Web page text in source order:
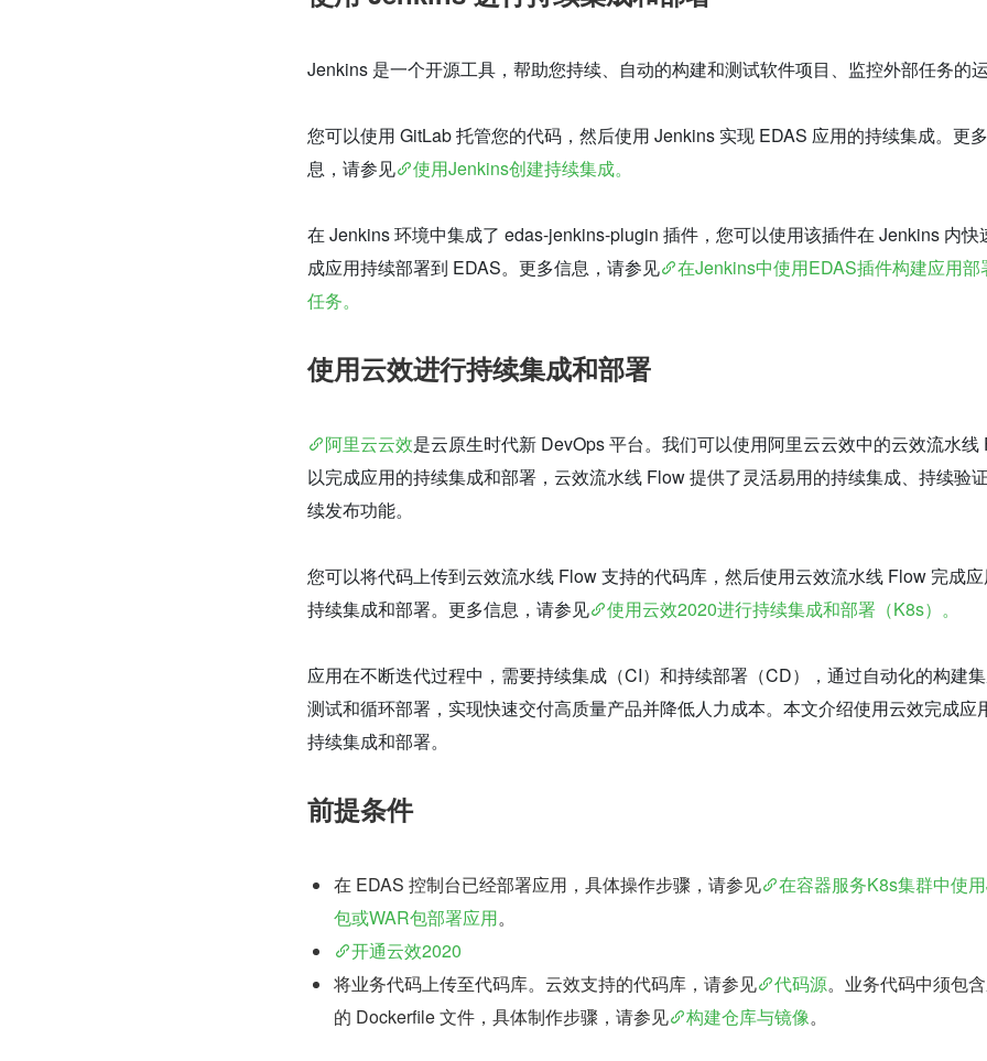
Jenkins 是一个开源工具，帮助您持续、自动的构建和测试软件项目、监控外部任务的
您可以使用 GitLab 托管您的代码，然后使用 Jenkins 实现 EDAS 应用的持续集成。更
息，请参见
使用Jenkins创建持续集成。
在 Jenkins 环境中集成了 edas-jenkins-plugin 插件，您可以使用该插件在 Jenkins 内快
成应用持续部署到 EDAS。更多信息，请参见
在Jenkins中使用EDAS插件构建应用部
任务。
使用云效进行持续集成和部署
阿里云云效是云原生时代新 DevOps 平台。我们可以使用阿里云云效中的云效流水线
以完成应用的持续集成和部署，云效流水线 Flow 提供了灵活易用的持续集成、持续验
续发布功能。
您可以将代码上传到云效流水线 Flow 支持的代码库，然后使用云效流水线 Flow 完成
持续集成和部署。更多信息，请参见
使用云效2020进行持续集成和部署（K8s）。
应用在不断迭代过程中，需要持续集成（CI）和持续部署（CD），通过自动化的构建
测试和循环部署，实现快速交付高质量产品并降低人力成本。本文介绍使用云效完成应
持续集成和部署。
前提条件
在 EDAS 控制台已经部署应用，具体操作步骤，请参见
在容器服务K8s集群中使
包或WAR包部署应用。
开通云效2020
将业务代码上传至代码库。云效支持的代码库，请参见
代码源。业务代码中须包
的 Dockerfile 文件，具体制作步骤，请参见
构建仓库与镜像。